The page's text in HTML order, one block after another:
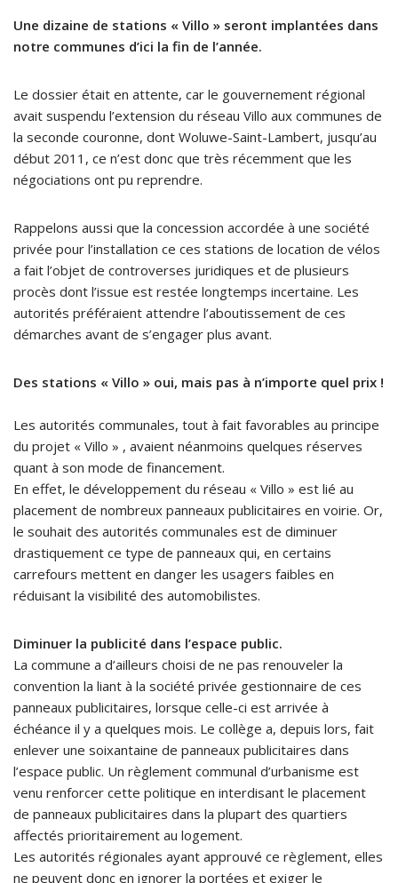
Une dizaine de stations « Villo » seront implantées dans
notre communes d’ici la fin de l’année.
Le dossier était en attente, car le gouvernement régional
avait suspendu l’extension du réseau Villo aux communes de
la seconde couronne, dont Woluwe-Saint-Lambert, jusqu’au
début 2011, ce n’est donc que très récemment que les
négociations ont pu reprendre.
Rappelons aussi que la concession accordée à une société
privée pour l’installation ce ces stations de location de vélos
a fait l’objet de controverses juridiques et de plusieurs
procès dont l’issue est restée longtemps incertaine. Les
autorités préféraient attendre l’aboutissement de ces
démarches avant de s’engager plus avant.
Des stations « Villo » oui, mais pas à n’importe quel prix !
Les autorités communales, tout à fait favorables au principe
du projet « Villo » , avaient néanmoins quelques réserves
quant à son mode de financement.
En effet, le développement du réseau « Villo » est lié au
placement de nombreux panneaux publicitaires en voirie. Or,
le souhait des autorités communales est de diminuer
drastiquement ce type de panneaux qui, en certains
carrefours mettent en danger les usagers faibles en
réduisant la visibilité des automobilistes.
Diminuer la publicité dans l’espace public.
La commune a d’ailleurs choisi de ne pas renouveler la
convention la liant à la société privée gestionnaire de ces
panneaux publicitaires, lorsque celle-ci est arrivée à
échéance il y a quelques mois. Le collège a, depuis lors, fait
enlever une soixantaine de panneaux publicitaires dans
l’espace public. Un règlement communal d’urbanisme est
venu renforcer cette politique en interdisant le placement
de panneaux publicitaires dans la plupart des quartiers
affectés prioritairement au logement.
Les autorités régionales ayant approuvé ce règlement, elles
ne peuvent donc en ignorer la portées et exiger le